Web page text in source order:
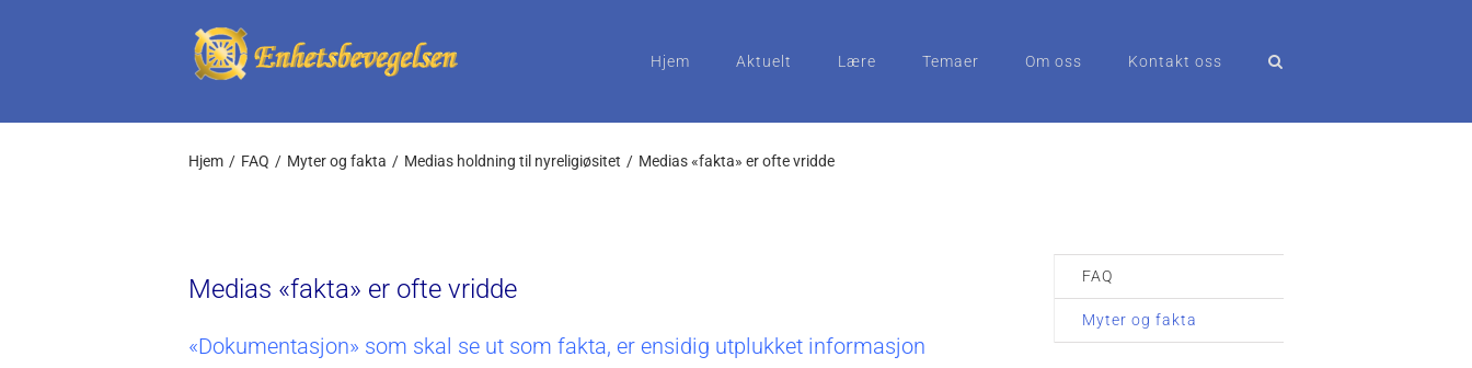
Hjem Aktuelt Lære Temaer Om oss Kontakt oss
Hjem FAQ Myter og fakta Medias holdning til nyreligiøsitet Medias «fakta» er ofte vridde
Medias «fakta» er ofte vridde
«Dokumentasjon» som skal se ut som fakta, er ensidig utplukket informasjon
FAQ
Myter og fakta